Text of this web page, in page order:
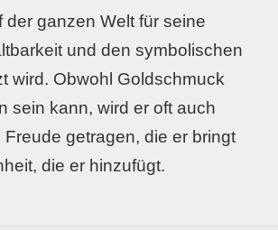
der ganzen Welt für seine
und den symbolischen
wird. Obwohl Goldschmuck
sein kann, wird er oft auch
getragen, die er bringt
die er hinzufügt.